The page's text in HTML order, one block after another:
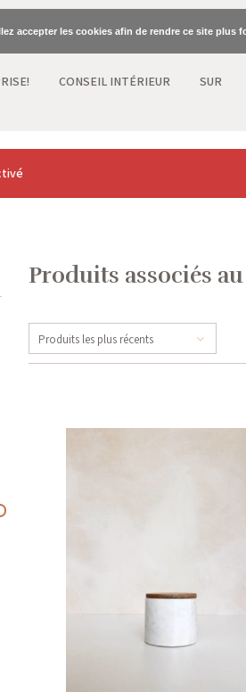
CONSEIL INTÉRIEUR SUR
Produits associés
Produits les plus récents
accepter les cookies afin de rendre ce site plus